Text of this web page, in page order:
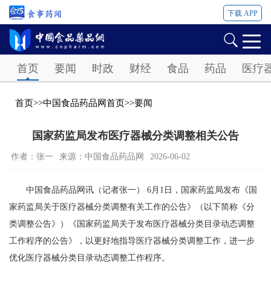
下载 APP
首页 要闻 时政 财经 食品 药品 医疗
首页>>中国食品药品网首页>>要闻
国家药监局发布医疗器械分类调整相关公告
作者：张一 来源：中国食品药品网 2026-06-02
中国食品药品网讯（记者张一） 6月1日，国家药监局发布《国
家药监局关于医疗器械分类调整有关工作的公告》（以下简称《分
类调整公告》）《国家药监局关于发布医疗器械分类目录动态调整
工作程序的公告》，以更好地指导医疗器械分类调整工作，进一步
优化医疗器械分类目录动态调整工作程序。